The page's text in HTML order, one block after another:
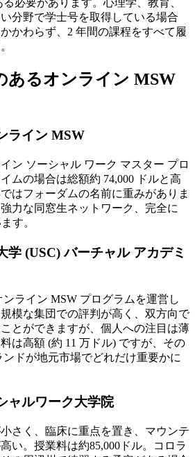
必要があります。心理学、教育、
分野で学士号を取得している場合
かわらず、2 年間の課程をすべて履
あるオンライン MSW
ライン MSW
ン ソーシャル ワーク マスター プロ
ムの場合は総額約 74,000 ドルと高
はフォーダムの名前に重みがありま
力な同窓生ネットワーク、完全に
す。
学 (USC) バーチャル アカデミ
ライン MSW プログラムを運営し
模な集団での評判が高く、双方向で
とができますが、個人への注目は薄
は高額 (約 11 万ドル) ですが、その
ンドが地元市場でどれだけ重要かに
ャルワーク大学院
さく、臨床に重点を置き、マウンテ
い。授業料は約85,000ドル。コロラ